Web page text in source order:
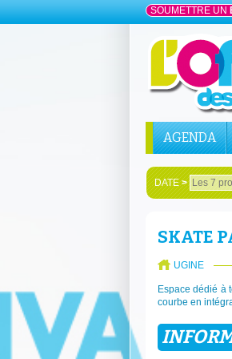
SOUMETTRE UN
AGENDA
DATE>
SKATE
UGINE
Espace dédié à
courbe en